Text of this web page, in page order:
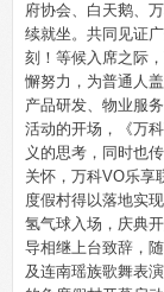
府协会、白天鹅、
续就坐。共同见证
刻！等候入席之际
懈努力，为普通人
产品研发、物业服
活动的开场，《万科
义的思考，同时也
关怀，万科VO乐享
度假村得以落地实
氢气球入场，庆典
导相继上台致辞，
及连南瑶族歌舞表